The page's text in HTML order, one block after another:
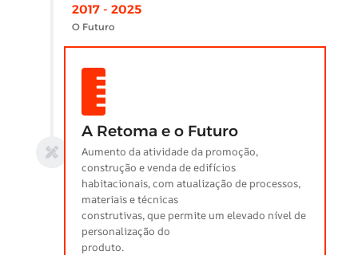
2017 - 2025
O Futuro
A Retoma e o Futuro
Aumento da atividade da promoção,
construção e venda de edifícios
habitacionais, com atualização de processos,
materiais e técnicas
construtivas, que permite um elevado nível de
personalização do
produto.